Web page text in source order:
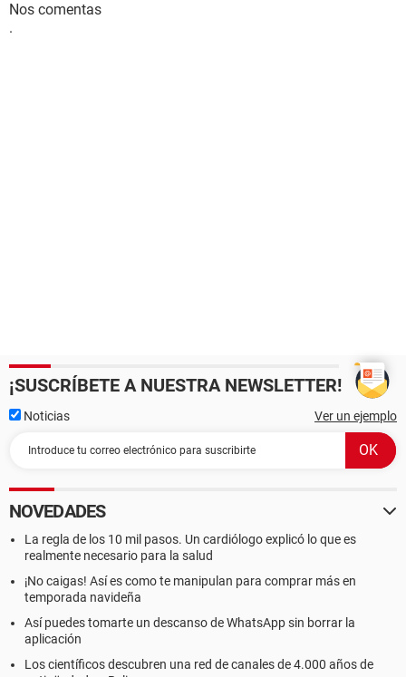
Nos comentas
.
¡SUSCRÍBETE A NUESTRA NEWSLETTER!
Noticias Ver un ejemplo
NOVEDADES
La regla de los 10 mil pasos. Un cardiólogo explicó lo que es
realmente necesario para la salud
¡No caigas! Así es como te manipulan para comprar más en
temporada navideña
Así puedes tomarte un descanso de WhatsApp sin borrar la
aplicación
Los científicos descubren una red de canales de 4.000 años de